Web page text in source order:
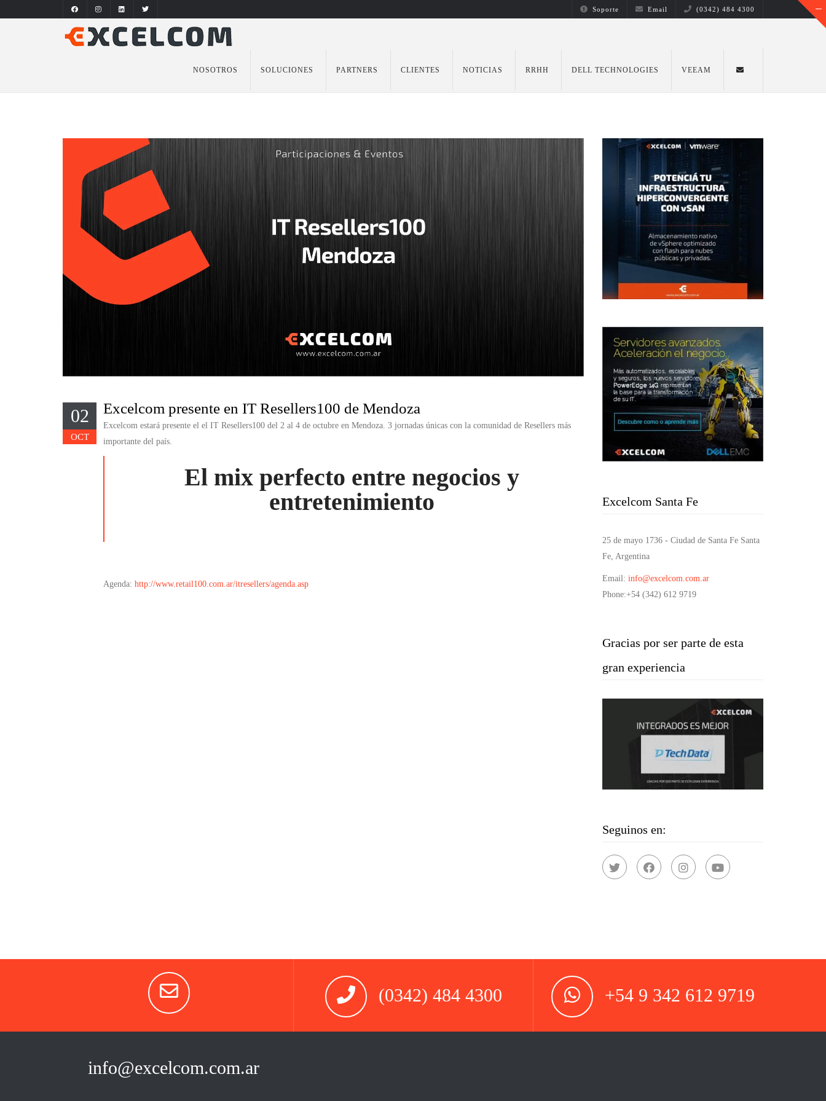
Soporte Email (0342) 484 4300
NOSOTROS SOLUCIONES PARTNERS CLIENTES NOTICIAS RRHH DELL TECHNOLOGIES VEEAM
02
OCT
Excelcom presente en IT Resellers100 de Mendoza
Excelcom estará presente el el IT Resellers100 del 2 al 4 de octubre en Mendoza. 3 jornadas únicas con la comunidad de Resellers más
importante del país.
El mix perfecto entre negocios y
entretenimiento
Agenda: http://www.retail100.com.ar/itresellers/agenda.asp
Excelcom Santa Fe
25 de mayo 1736 - Ciudad de Santa Fe Santa
Fe, Argentina
Email: info@excelcom.com.ar
Phone:+54 (342) 612 9719
Gracias por ser parte de esta
gran experiencia
Seguinos en:
info@excelcom.com.ar
(0342) 484 4300 +54 9 342 612 9719